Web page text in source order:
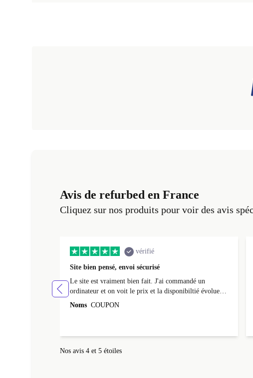
Avis de refurbed en France
Cliquez sur nos produits pour voir des avis
vérifié
Site bien pensé, envoi sécurisé
Le site est vraiment bien fait. J'ai commandé un
ordinateur et on voit le prix et la disponibiltié évoluer
au fil des caractéristiques choisies. L'envoi de
Noms COUPON
Nos avis 4 et 5 étoiles